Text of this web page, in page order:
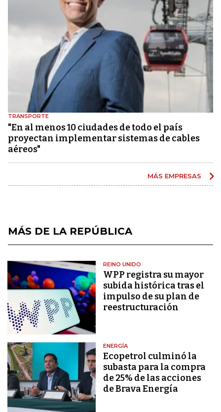
TRANSPORTE
"En al menos 10 ciudades de todo el país
proyectan implementar sistemas de cables
aéreos"
MÁS EMPRESAS
MÁS DE LA REPÚBLICA
REINO UNIDO
WPP registra su mayor
subida histórica tras el
impulso de su plan de
reestructuración
ENERGÍA
Ecopetrol culminó la
subasta para la compra
de 25% de las acciones
de Brava Energía